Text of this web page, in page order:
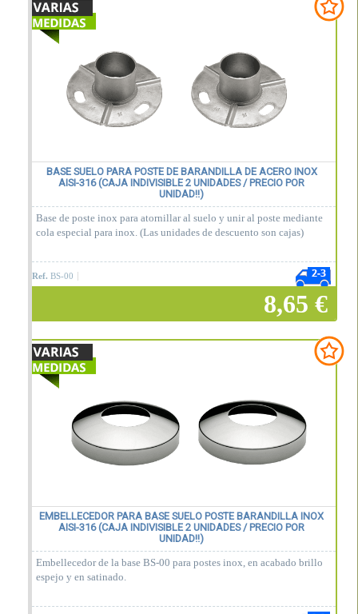
BASE SUELO PARA POSTE DE BARANDILLA DE ACERO INOX
AISI-316 (CAJA INDIVISIBLE 2 UNIDADES / PRECIO POR
UNIDAD!!)
Base de poste inox para atornillar al suelo y unir al poste mediante
cola especial para inox. (Las unidades de descuento son cajas)
Ref. BS-00
8,65 €
EMBELLECEDOR PARA BASE SUELO POSTE BARANDILLA INOX
AISI-316 (CAJA INDIVISIBLE 2 UNIDADES / PRECIO POR
UNIDAD!!)
Embellecedor de la base BS-00 para postes inox, en acabado brillo
espejo y en satinado.